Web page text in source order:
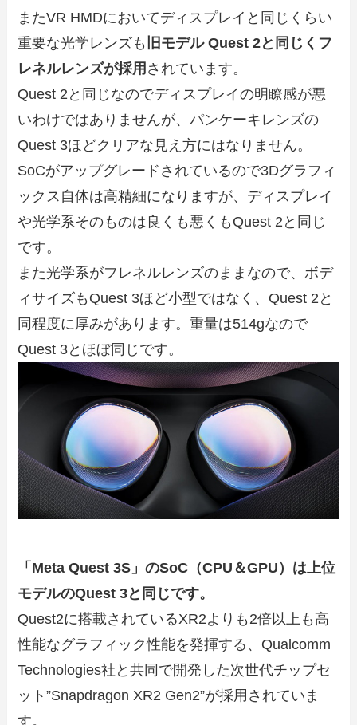
またVR HMDにおいてディスプレイと同じくらい
重要な光学レンズも 旧モデル Quest 2と同じくフ
レネルレンズが採用 されています。
Quest 2と同じなのでディスプレイの明瞭感が悪
いわけではありませんが、パンケーキレンズの
Quest 3ほどクリアな見え方にはなりません。
SoCがアップグレードされているので3Dグラフィ
ックス自体は高精細になりますが、ディスプレイ
や光学系そのものは良くも悪くもQuest 2と同じ
です。
また光学系がフレネルレンズのままなので、ボデ
ィサイズもQuest 3ほど小型ではなく、Quest 2と
同程度に厚みがあります。重量は514gなので
Quest 3とほぼ同じです。
「Meta Quest 3S」のSoC（CPU＆GPU）は上位
モデルのQuest 3と同じです。
Quest2に搭載されているXR2よりも2倍以上も高
性能なグラフィック性能を発揮する、Qualcomm
Technologies社と共同で開発した次世代チップセ
ット”Snapdragon XR2 Gen2”が採用されていま
す。